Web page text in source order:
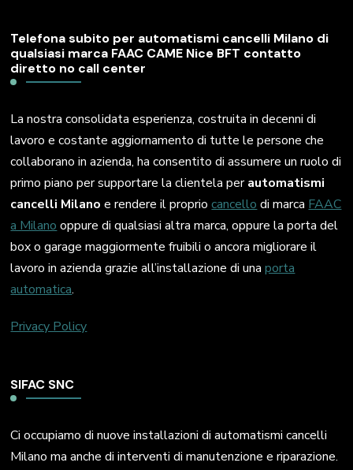
Telefona subito per automatismi cancelli Milano di
qualsiasi marca FAAC CAME Nice BFT contatto
diretto no call center
La nostra consolidata esperienza, costruita in decenni di
lavoro e costante aggiornamento di tutte le persone che
collaborano in azienda, ha consentito di assumere un ruolo di
primo piano per supportare la clientela perautomatismi
cancelli Milano e rendere il propriocancello di marca FAAC
a Milano oppure di qualsiasi altra marca, oppure la porta del
box o garage maggiormente fruibili o ancora migliorare il
lavoro in azienda grazie all’installazione di unaporta
automatica.
Privacy Policy
SIFAC SNC
Ci occupiamo di nuove installazioni di automatismi cancelli
Milano ma anche di interventi di manutenzione e riparazione.